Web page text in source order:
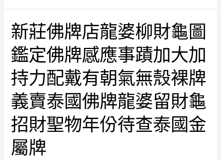
知
年
代
無
殼
裸
牌
忙
龍
婆
財
龜
年
份
待
查
新莊佛牌店龍婆柳財龜圖
鑑定佛牌感應事蹟加大加
持力配戴有朝氣無殼裸牌
義賣泰國佛牌龍婆留財龜
招財聖物年份待查泰國金
屬牌
新
莊
佛
店
龍
婆
柳
財
龜